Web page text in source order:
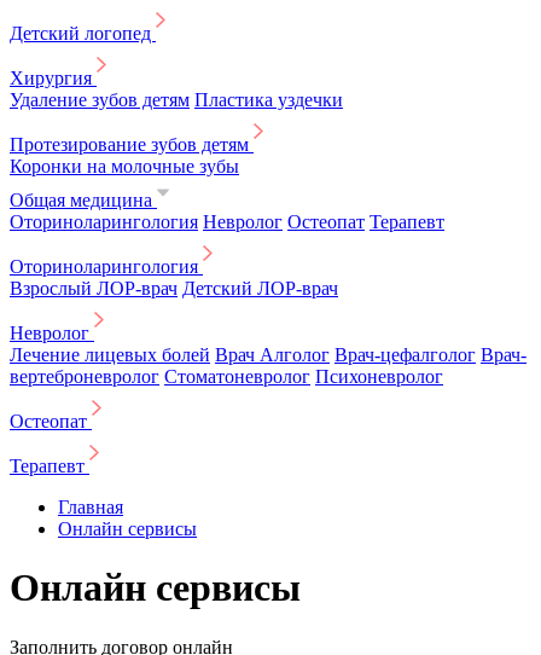
Детский логопед
Хирургия
Удаление зубов детям Пластика уздечки
Протезирование зубов детям
Коронки на молочные зубы
Общая медицина
Оториноларингология Невролог Остеопат Терапевт
Оториноларингология
Взрослый ЛОР-врач Детский ЛОР-врач
Невролог
Лечение лицевых болей Врач Алголог Врач-цефалголог Врач-
вертеброневролог Стоматоневролог Психоневролог
Остеопат
Терапевт
Главная
Онлайн сервисы
Онлайн сервисы
Заполнить договор онлайн